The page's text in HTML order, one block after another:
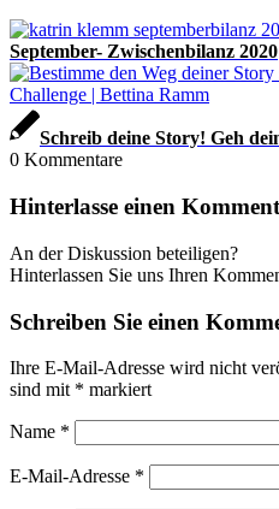
September- Zwischenbilanz 2020
Schreib deine Story! Geh
0 Kommentare
Hinterlasse einen
An der Diskussion beteiligen?
Hinterlassen Sie uns Ihren
Schreiben Sie einen
Ihre E-Mail-Adresse wird nicht
sind mit * markiert
Name *
E-Mail-Adresse *